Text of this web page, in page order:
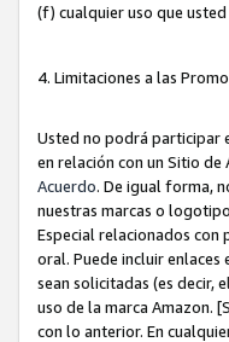
(f) cualquier uso que
4. Limitaciones a las
Usted no podrá participar
en relación con un Sitio
Acuerdo. De igual forma,
nuestras marcas o
Especial relacionados
oral. Puede incluir enlaces
sean solicitadas (es decir,
uso de la marca Amazon.
con lo anterior. En